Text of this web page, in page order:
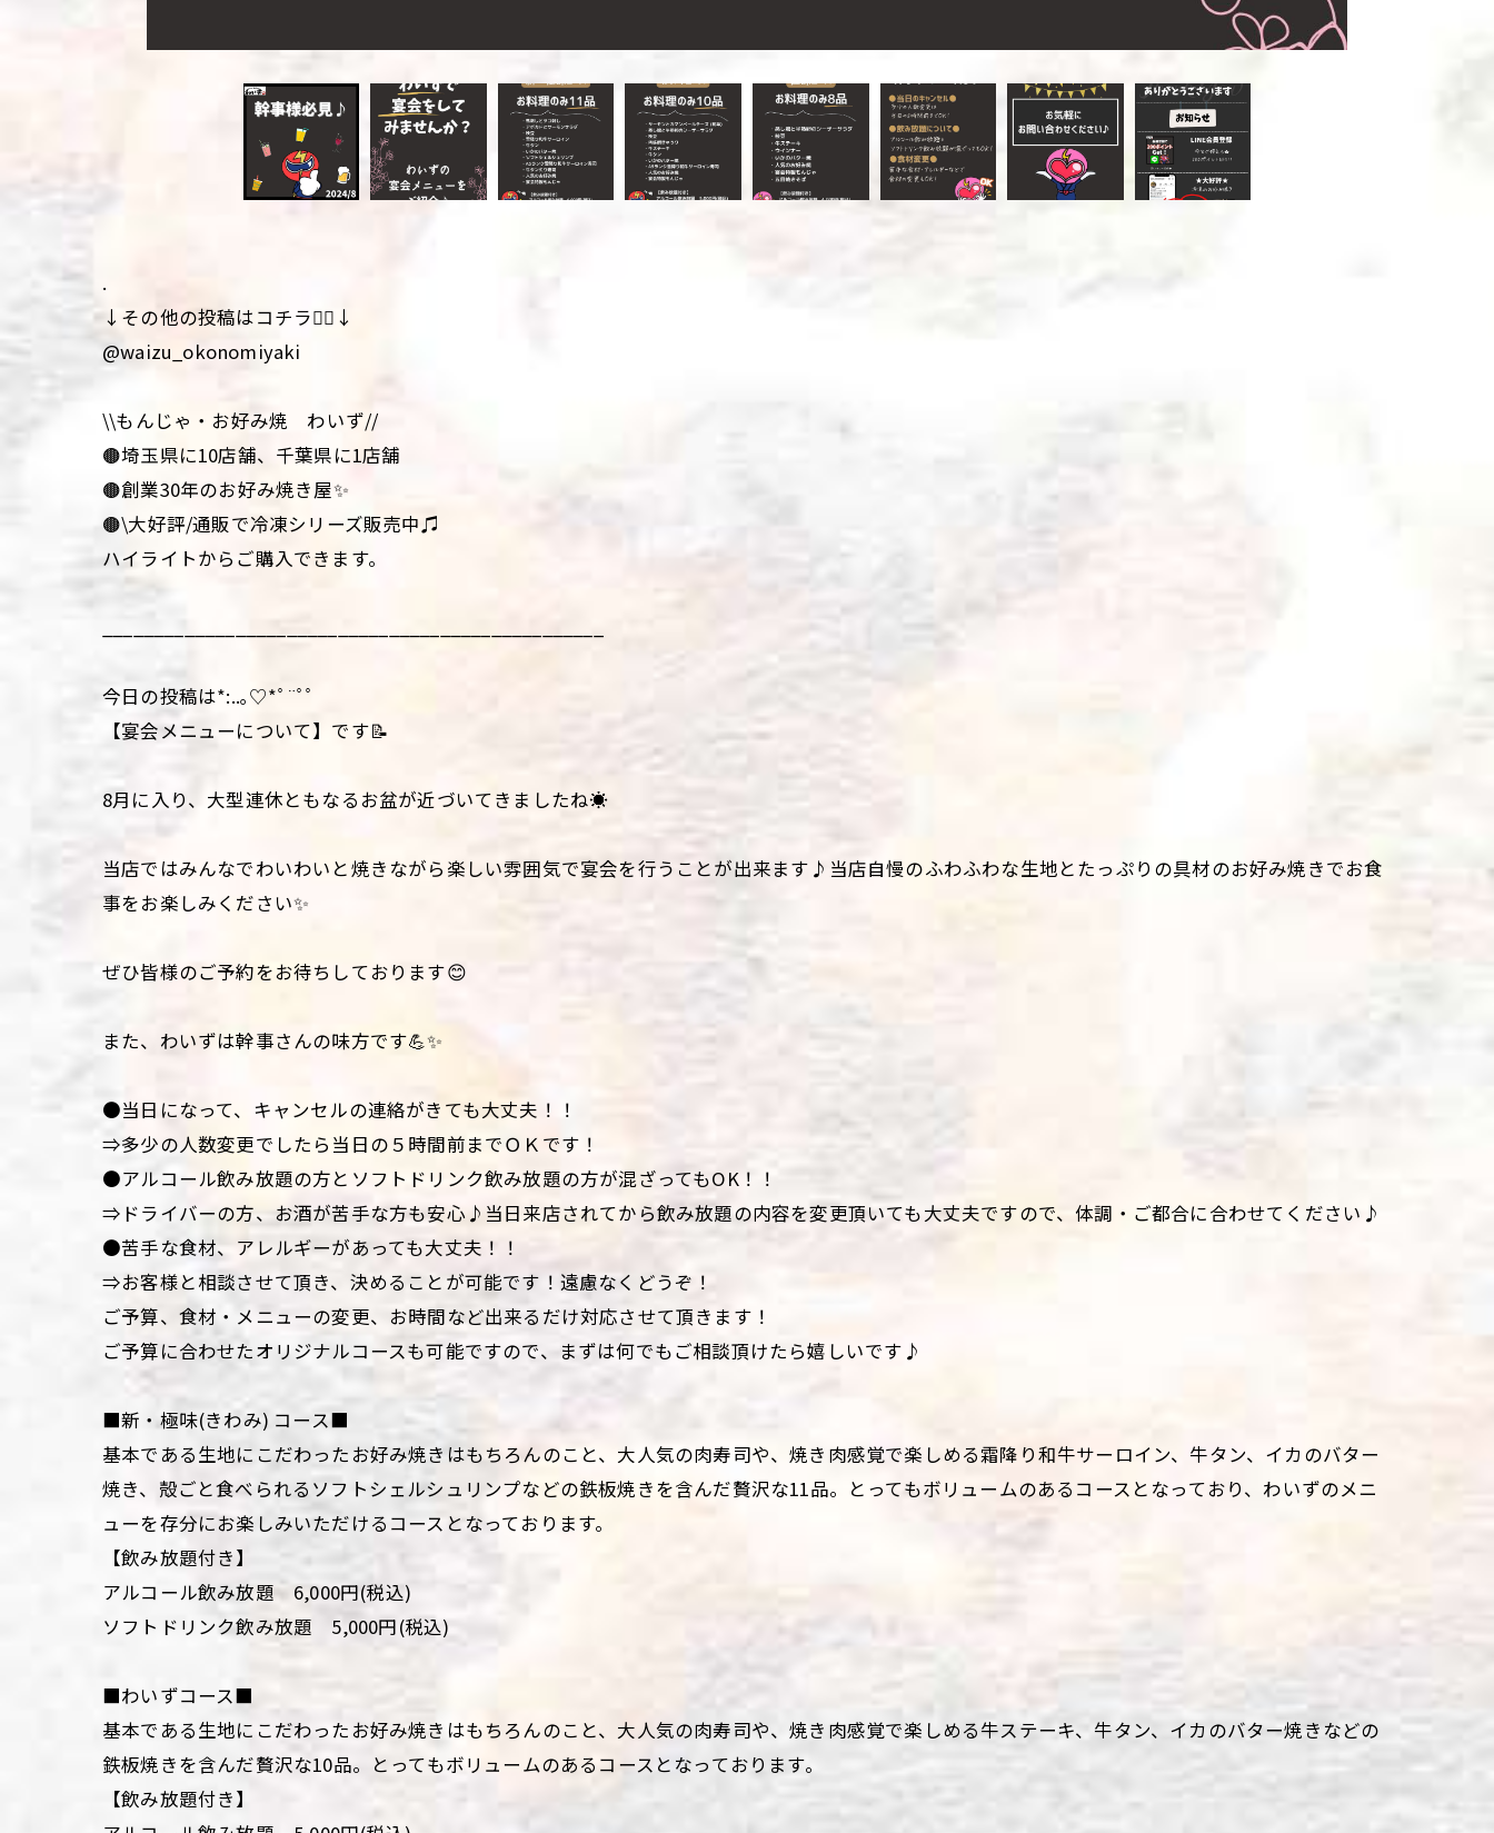
.
↓その他の投稿はコチラ💁‍♀️↓
@waizu_okonomiyaki
\\もんじゃ・お好み焼 わいず//
🟤埼玉県に10店舗、千葉県に1店舗
🟤創業30年のお好み焼き屋✨
🟤\大好評/通販で冷凍シリーズ販売中♫
ハイライトからご購入できます。
今日の投稿は*:..｡♡*ﾟ¨ﾟﾟ
【宴会メニューについて】です📝
8月に入り、大型連休ともなるお盆が近づいてきましたね☀️
当店ではみんなでわいわいと焼きながら楽しい雰囲気で宴会を行うことが出来ます♪当店自慢のふわふわな生地とたっぷりの具材のお好み焼きでお食
事をお楽しみください✨
ぜひ皆様のご予約をお待ちしております😊
また、わいずは幹事さんの味方です💪✨
●当日になって、キャンセルの連絡がきても大丈夫！！
⇒多少の人数変更でしたら当日の５時間前までＯＫです！
●アルコール飲み放題の方とソフトドリンク飲み放題の方が混ざってもOK！！
⇒ドライバーの方、お酒が苦手な方も安心♪当日来店されてから飲み放題の内容を変更頂いても大丈夫ですので、体調・ご都合に合わせてください♪
●苦手な食材、アレルギーがあっても大丈夫！！
⇒お客様と相談させて頂き、決めることが可能です！遠慮なくどうぞ！
ご予算、食材・メニューの変更、お時間など出来るだけ対応させて頂きます！
ご予算に合わせたオリジナルコースも可能ですので、まずは何でもご相談頂けたら嬉しいです♪
■新・極味(きわみ) コース■
基本である生地にこだわったお好み焼きはもちろんのこと、大人気の肉寿司や、焼き肉感覚で楽しめる霜降り和牛サーロイン、牛タン、イカのバター
焼き、殻ごと食べられるソフトシェルシュリンプなどの鉄板焼きを含んだ贅沢な11品。とってもボリュームのあるコースとなっており、わいずのメニ
ューを存分にお楽しみいただけるコースとなっております。
【飲み放題付き】
アルコール飲み放題 6,000円(税込)
ソフトドリンク飲み放題 5,000円(税込)
■わいずコース■
基本である生地にこだわったお好み焼きはもちろんのこと、大人気の肉寿司や、焼き肉感覚で楽しめる牛ステーキ、牛タン、イカのバター焼きなどの
鉄板焼きを含んだ贅沢な10品。とってもボリュームのあるコースとなっております。
【飲み放題付き】